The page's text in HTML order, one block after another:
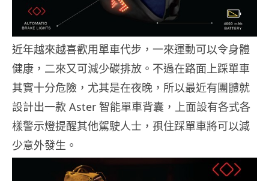
近年越來越喜歡用單車代步，一來運動可以令身體
健康，二來又可減少碳排放。不過在路面上踩單車
其實十分危險，尤其是在夜晚，所以最近有團體就
設計出一款 Aster 智能單車背囊，上面設有各式各
樣警示燈提醒其他駕駛人士，孭住踩單車將可以減
少意外發生。